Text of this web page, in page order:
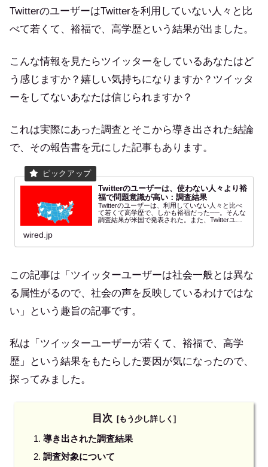
TwitterのユーザーはTwitterを利用していない人々と比
べて若くて、裕福で、高学歴という結果が出ました。
こんな情報を見たらツイッターをしているあなたはど
う感じますか？嬉しい気持ちになりますか？ツイッタ
ーをしてないあなたは信じられますか？
これは実際にあった調査とそこから導き出された結論
で、その報告書を元にした記事もあります。
Twitterのユーザーは、使わない人々より裕
福で問題意識が高い：調査結果
Twitterのユーザーは、利用していない人々と比べ
て若くて高学歴で、しかも裕福だった──。そんな
調査結果が米国で発表された。また、Twitterユー
wired.jp
この記事は「ツイッターユーザーは社会一般とは異な
る属性がるので、社会の声を反映しているわけではな
い」という趣旨の記事です。
私は「ツイッターユーザーが若くて、裕福で、高学
歴」という結果をもたらした要因が気になったので、
探ってみました。
目次
導き出された調査結果
調査対象について